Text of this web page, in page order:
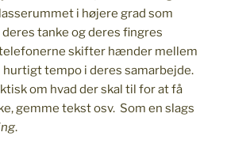
i højere grad som
tanke og deres fingres
skifter hænder mellem
hurtigt tempo i deres samarbejde.
om hvad der skal til for at få
gemme tekst osv. Som en slags
.